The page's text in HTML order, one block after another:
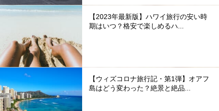
【2023年最新版】ハワイ旅行の安い時
期はいつ？格安で楽しめるハ...
【ウィズコロナ旅行記・第1弾】オアフ
島はどう変わった？絶景と絶品...